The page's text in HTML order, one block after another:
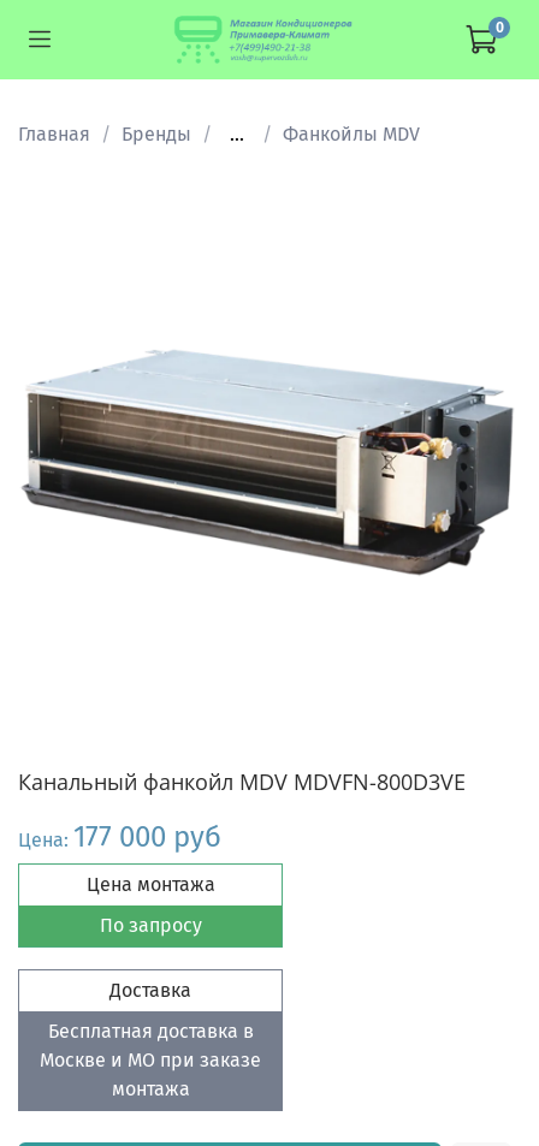
0
Главная Бренды ... Фанкойлы MDV
Канальный фанкойл MDV MDVFN-800D3VE
Цена: 177 000 руб
Цена монтажа
По запросу
Доставка
Бесплатная доставка в
Москве и МО при заказе
монтажа